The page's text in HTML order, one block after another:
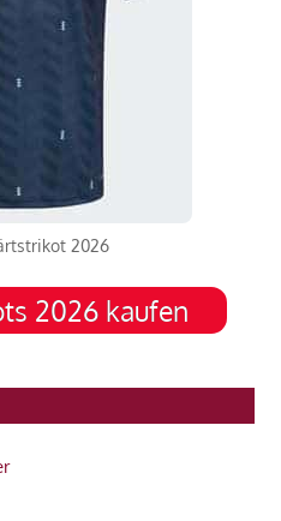
2026
2026 kaufen